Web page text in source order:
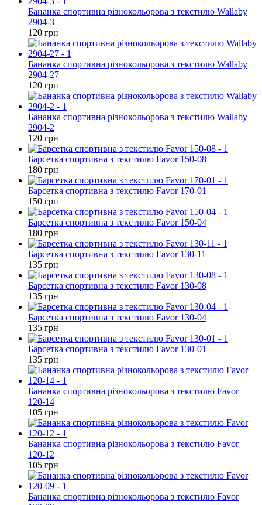
Бананка спортивна різнокольорова з текстилю Wallaby
2904-3
120 грн
Бананка спортивна різнокольорова з текстилю Wallaby
2904-27
120 грн
Бананка спортивна різнокольорова з текстилю Wallaby
2904-2
120 грн
Барсетка спортивна з текстилю Favor 150-08
180 грн
Барсетка спортивна з текстилю Favor 170-01
150 грн
Барсетка спортивна з текстилю Favor 150-04
180 грн
Барсетка спортивна з текстилю Favor 130-11
135 грн
Барсетка спортивна з текстилю Favor 130-08
135 грн
Барсетка спортивна з текстилю Favor 130-04
135 грн
Барсетка спортивна з текстилю Favor 130-01
135 грн
Бананка спортивна різнокольорова з текстилю Favor
120-14
105 грн
Бананка спортивна різнокольорова з текстилю Favor
120-12
105 грн
Бананка спортивна різнокольорова з текстилю Favor